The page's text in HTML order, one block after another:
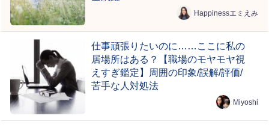
Happinessエミえみ
仕事頑張りたいのに……ここに私の
居場所はある？【職場のモヤモヤ視
えすぎ鑑定】周囲の印象/誤解/評価/
苦手な人対処法
Miyoshi